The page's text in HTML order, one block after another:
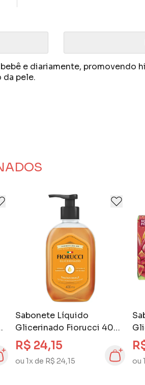
e diariamente, promovendo
da pele.
Sabonete Líquido
Glicerinado Fiorucci 400
ml Tradizionale
R$ 24,15
ou 1x de R$ 24,15 ou